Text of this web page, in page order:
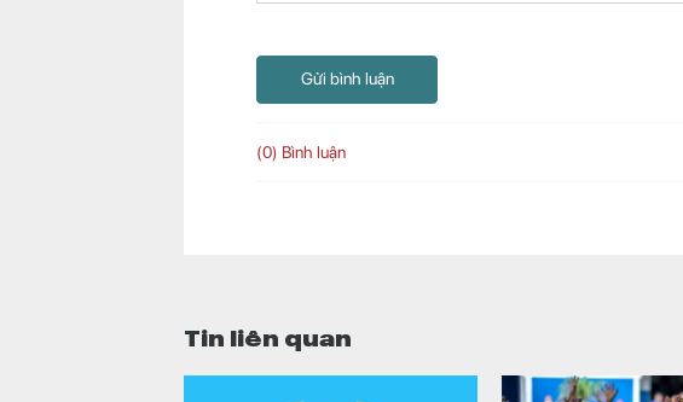
Gửi bình luận
(0) Bình luận
Tin liên quan